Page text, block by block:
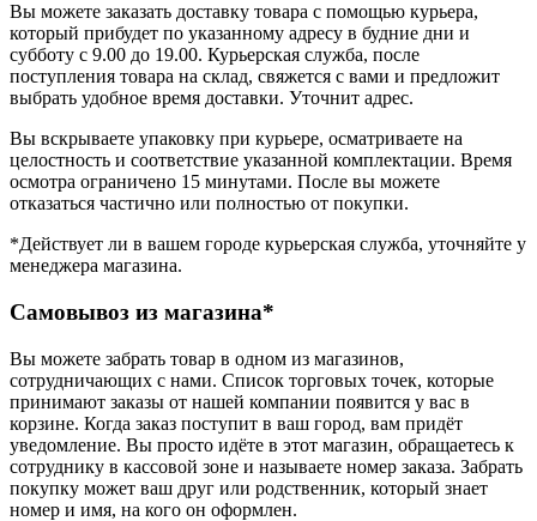
Вы можете заказать доставку товара с помощью курьера,
который прибудет по указанному адресу в будние дни и
субботу с 9.00 до 19.00. Курьерская служба, после
поступления товара на склад, свяжется с вами и предложит
выбрать удобное время доставки. Уточнит адрес.
Вы вскрываете упаковку при курьере, осматриваете на
целостность и соответствие указанной комплектации. Время
осмотра ограничено 15 минутами. После вы можете
отказаться частично или полностью от покупки.
*Действует ли в вашем городе курьерская служба, уточняйте у
менеджера магазина.
Самовывоз из магазина*
Вы можете забрать товар в одном из магазинов,
сотрудничающих с нами. Список торговых точек, которые
принимают заказы от нашей компании появится у вас в
корзине. Когда заказ поступит в ваш город, вам придёт
уведомление. Вы просто идёте в этот магазин, обращаетесь к
сотруднику в кассовой зоне и называете номер заказа. Забрать
покупку может ваш друг или родственник, который знает
номер и имя, на кого он оформлен.